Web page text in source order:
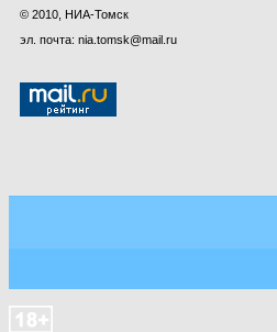
© 2010, НИА-Томск
эл. почта: nia.tomsk@mail.ru